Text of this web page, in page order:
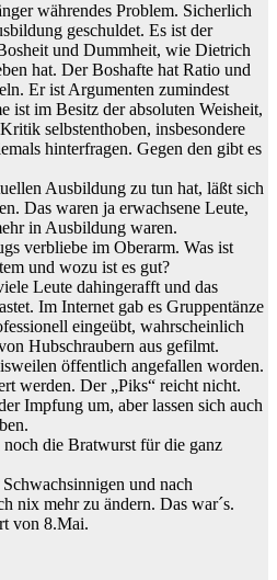
währendes Problem. Sicherlich
geschuldet. Es ist der
und Dummheit, wie Dietrich
hat. Der Boshafte hat Ratio und
Er ist Argumenten zumindest
ist im Besitz der absoluten Weisheit,
selbstenthoben, insbesondere
hinterfragen. Gegen den gibt es
Ausbildung zu tun hat, läßt sich
Das waren ja erwachsene Leute,
in Ausbildung waren.
verbliebe im Oberarm. Was ist
und wozu ist es gut?
Leute dahingerafft und das
Im Internet gab es Gruppentänze
eingeübt, wahrscheinlich
Hubschraubern aus gefilmt.
öffentlich angefallen worden.
werden. Der „Piks“ reicht nicht.
Impfung um, aber lassen sich auch
die Bratwurst für die ganz
und nach
nix mehr zu ändern. Das war´s.
von 8.Mai.